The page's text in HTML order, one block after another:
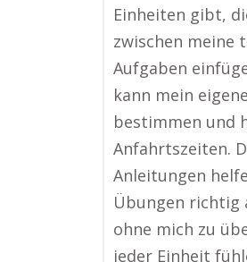
Einheiten gibt,
zwischen meine
Aufgaben
kann mein
bestimmen und
Anfahrtszeiten.
Anleitungen
Übungen richtig
ohne mich zu
jeder Einheit